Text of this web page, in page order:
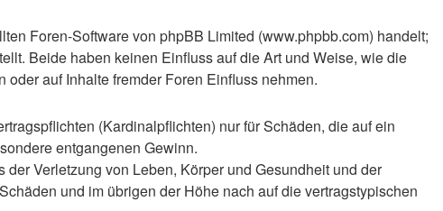
Foren-Software von phpBB Limited (www.phpbb.com) handelt;
Beide haben keinen Einfluss auf die Art und Weise, wie die
auf Inhalte fremder Foren Einfluss nehmen.
(Kardinalpflichten) nur für Schäden, die auf ein
entgangenen Gewinn.
Verletzung von Leben, Körper und Gesundheit und der
und im übrigen der Höhe nach auf die vertragstypischen